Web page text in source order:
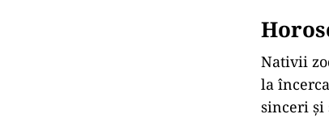
Nativii
la
sinceri și